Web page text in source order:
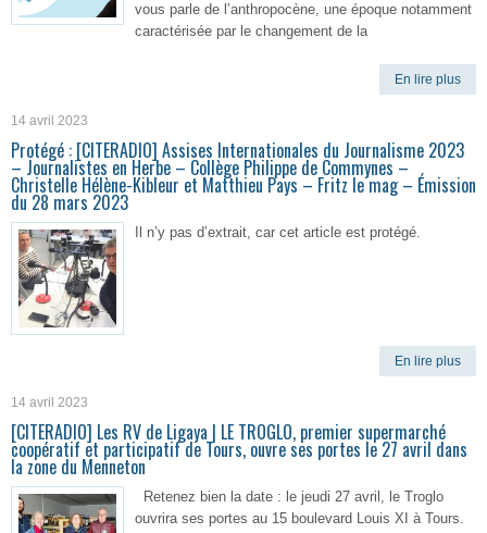
vous parle de l’anthropocène, une époque notamment
caractérisée par le changement de la
En lire plus
14 avril 2023
Protégé : [CITERADIO] Assises Internationales du Journalisme 2023
– Journalistes en Herbe – Collège Philippe de Commynes –
Christelle Hélène-Kibleur et Matthieu Pays – Fritz le mag – Émission
du 28 mars 2023
Il n’y pas d’extrait, car cet article est protégé.
En lire plus
14 avril 2023
[CITERADIO] Les RV de Ligaya | LE TROGLO, premier supermarché
coopératif et participatif de Tours, ouvre ses portes le 27 avril dans
la zone du Menneton
Retenez bien la date : le jeudi 27 avril, le Troglo
ouvrira ses portes au 15 boulevard Louis XI à Tours.